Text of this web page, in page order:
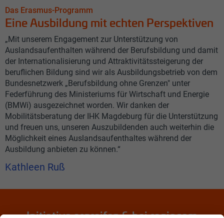
Das Erasmus-Programm
Eine Ausbildung mit echten Perspektiven
„Mit unserem Engagement zur Unterstützung von
Auslandsaufenthalten während der Berufsbildung und damit
der Internationalisierung und Attraktivitätssteigerung der
beruflichen Bildung sind wir als Ausbildungsbetrieb von dem
Bundesnetzwerk „Berufsbildung ohne Grenzen" unter
Federführung des Ministeriums für Wirtschaft und Energie
(BMWi) ausgezeichnet worden. Wir danken der
Mobilitätsberatung der IHK Magdeburg für die Unterstützung
und freuen uns, unseren Auszubildenden auch weiterhin die
Möglichkeit eines Auslandsaufenthaltes während der
Ausbildung anbieten zu können.“
Kathleen Ruß
Initiative ergreifen & bei regiocom